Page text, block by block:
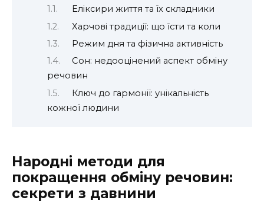
Еліксири життя та їх складники
Харчові традиції: що їсти та коли
Режим дня та фізична активність
Сон: недооцінений аспект обміну
речовин
Ключ до гармонії: унікальність
кожної людини
Народні методи для
покращення обміну речовин:
секрети з давнини